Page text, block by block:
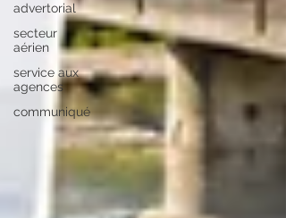
advertorial
secteur
aérien
service aux
agences
communiqué